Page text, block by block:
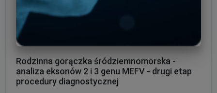
Rodzinna gorączka śródziemnomorska -
analiza eksonów 2 i 3 genu MEFV - drugi etap
procedury diagnostycznej